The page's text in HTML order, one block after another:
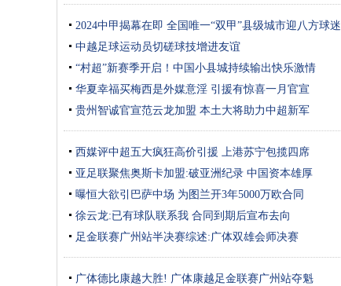
2024中甲揭幕在即 全国唯一“双甲”县级城市迎八方球迷
中越足球运动员切磋球技增进友谊
“村超”新赛季开启！中国小县城持续输出快乐激情
华夏幸福买梅西是外媒意淫 引援有惊喜一月官宣
贵州智诚官宣范云龙加盟 本土大将助力中超新军
西媒评中超五大疯狂高价引援 上港苏宁包揽四席
亚足联聚焦奥斯卡加盟:破亚洲纪录 中国资本雄厚
曝恒大欲引巴萨中场 为图兰开3年5000万欧合同
徐云龙:已有球队联系我 合同到期后宣布去向
足金联赛广州站半决赛综述:广体双雄会师决赛
广体德比康越大胜! 广体康越足金联赛广州站夺魁